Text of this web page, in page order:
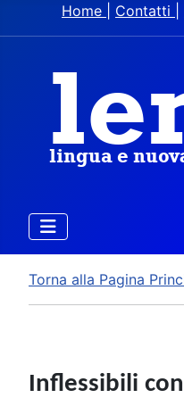
Home Contatti
Torna alla Pagina
Inflessibili